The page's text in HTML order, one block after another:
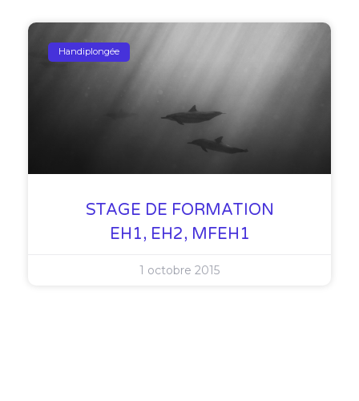
Handiplongée
STAGE DE FORMATION
EH1, EH2, MFEH1
1 octobre 2015